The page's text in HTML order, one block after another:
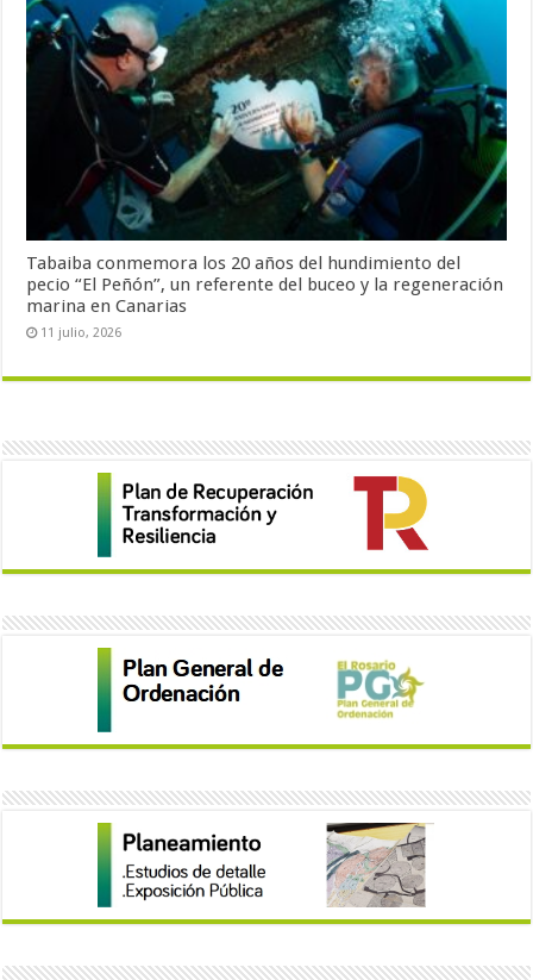
Tabaiba conmemora los 20 años del hundimiento del
pecio “El Peñón”, un referente del buceo y la regeneración
marina en Canarias
11 julio, 2026